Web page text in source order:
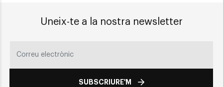
Uneix-te a la nostra newsletter
SUBSCRIURE'M